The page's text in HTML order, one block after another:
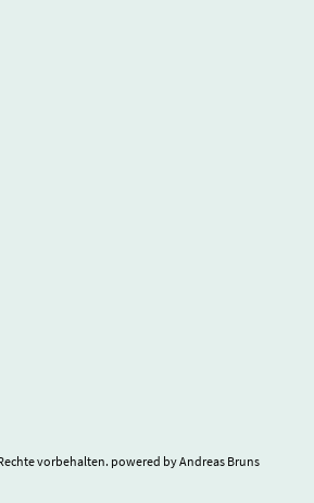
vorbehalten. powered by Andreas Bruns